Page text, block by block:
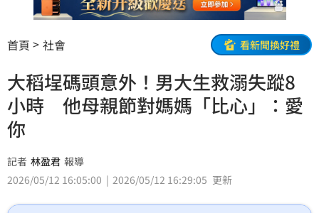
首頁 社會 看新聞換好禮
大稻埕碼頭意外！男大生救溺失蹤8
小時 他母親節對媽媽「比心」：愛
你
記者 林盈君 報導
2026/05/12 16:05:00
2026/05/12 16:29:05 更新